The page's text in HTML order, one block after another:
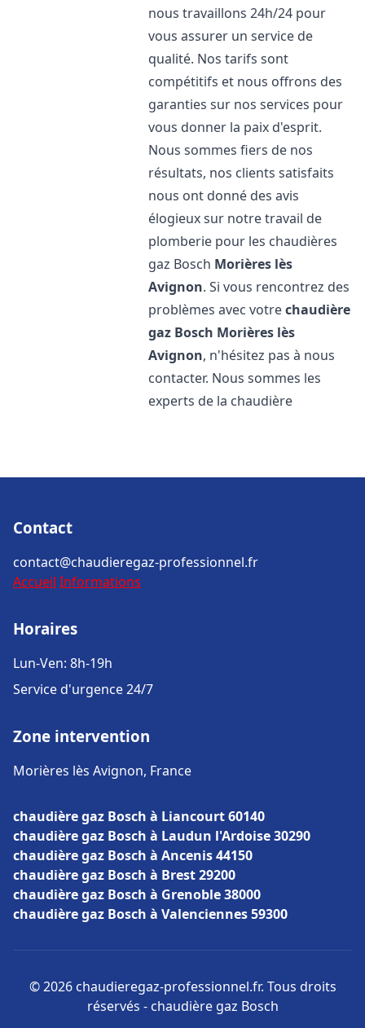
nous travaillons 24h/24 pour
vous assurer un service de
qualité. Nos tarifs sont
compétitifs et nous offrons des
garanties sur nos services pour
vous donner la paix d'esprit.
Nous sommes fiers de nos
résultats, nos clients satisfaits
nous ont donné des avis
élogieux sur notre travail de
plomberie pour les chaudières
gaz Bosch Morières lès
Avignon. Si vous rencontrez des
problèmes avec votrechaudière
gaz Bosch Morières lès
Avignon, n'hésitez pas à nous
contacter. Nous sommes les
experts de la chaudière
Contact
contact@chaudieregaz-professionnel.fr
Accueil Informations
Horaires
Lun-Ven: 8h-19h
Service d'urgence 24/7
Zone intervention
Morières lès Avignon, France
chaudière gaz Bosch à Liancourt 60140
chaudière gaz Bosch à Laudun l'Ardoise 30290
chaudière gaz Bosch à Ancenis 44150
chaudière gaz Bosch à Brest 29200
chaudière gaz Bosch à Grenoble 38000
chaudière gaz Bosch à Valenciennes 59300
© 2026 chaudieregaz-professionnel.fr. Tous droits
réservés - chaudière gaz Bosch